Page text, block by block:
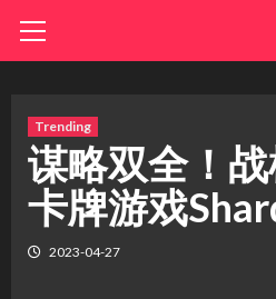
Menu
Trending
谋略双全！
卡牌游戏
2023-04-27